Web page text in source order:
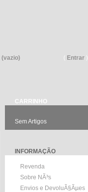
(vazio) ( Entrar)
CARRINHO
Sem Artigos
INFORMAÇÃO
Revenda
Sobre NÃ³s
Envios e DevoluÃ§Ãµes